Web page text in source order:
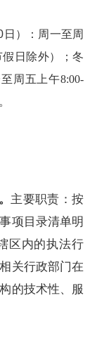
）：周一至周
假日除外）； 冬
周五 上午8:00-
主要职责：按
项目录清单明
区内的执法行
关行政部门在
的技术性、服